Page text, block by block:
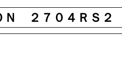
Ｎ ２７０４ＲＳ２